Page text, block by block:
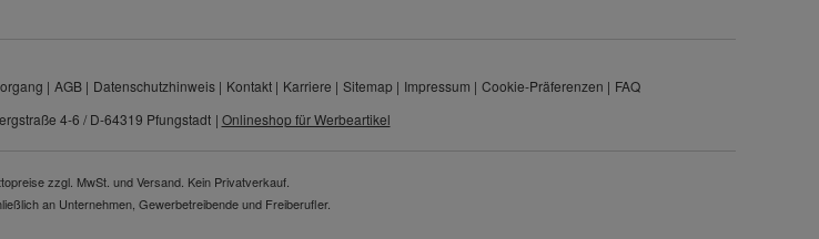
AGB Datenschutzhinweis Kontakt Karriere Sitemap Impressum Cookie-Präferenzen
FAQ
4-6 / D-64319 Pfungstadt | Onlineshop für Werbeartikel
zzgl. MwSt. und Versand. Kein Privatverkauf.
an Unternehmen, Gewerbetreibende und Freiberufler.